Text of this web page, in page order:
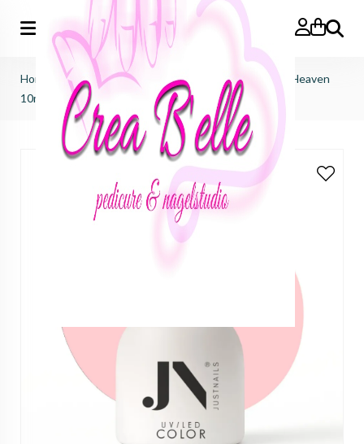
Zoeken
Home
JUSTNAILS pro Gel Polish Color - Hotline To Heaven
10ml